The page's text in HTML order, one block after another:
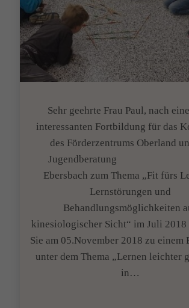
Sehr geehrte Frau Paul, nach
interessanten Fortbildung für das
des Förderzentrums Oberland
Ebersbach zum Thema „Fit fürs
Lernstörungen und
Behandlungsmöglichkeiten
kinesiologischer Sicht“ im Juli
Sie am 05.November 2018 zu
unter dem Thema „Lernen leichter
in…